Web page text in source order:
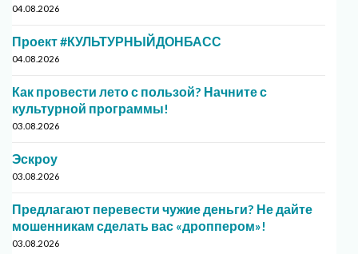
04.08.2026
Проект #КУЛЬТУРНЫЙДОНБАСС
04.08.2026
Как провести лето с пользой? Начните с
культурной программы!
03.08.2026
Эскроу
03.08.2026
Предлагают перевести чужие деньги? Не дайте
мошенникам сделать вас «дроппером»!
03.08.2026